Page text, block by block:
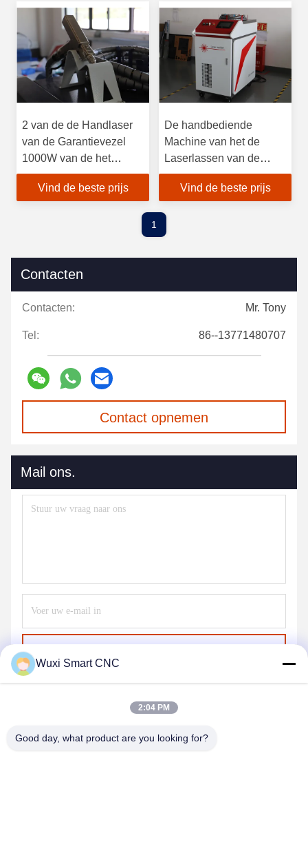
2 van de de Handlaser
van de Garantievezel
1000W van de het
Lassenjaar Machine
Vind de beste prijs
De handbediende
Machine van het de
Laserlassen van de
Metaal1kw Vezel
Vind de beste prijs
1
Contacten
Contacten: Mr. Tony
Tel: 86--13771480707
Contact opnemen
Mail ons.
Wuxi Smart CNC
2:04 PM
Good day, what product are you looking for?